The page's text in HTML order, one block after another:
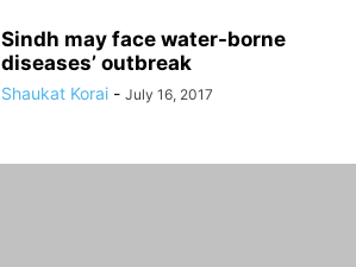
Sindh may face water-borne
diseases’ outbreak
Shaukat Korai - July 16, 2017